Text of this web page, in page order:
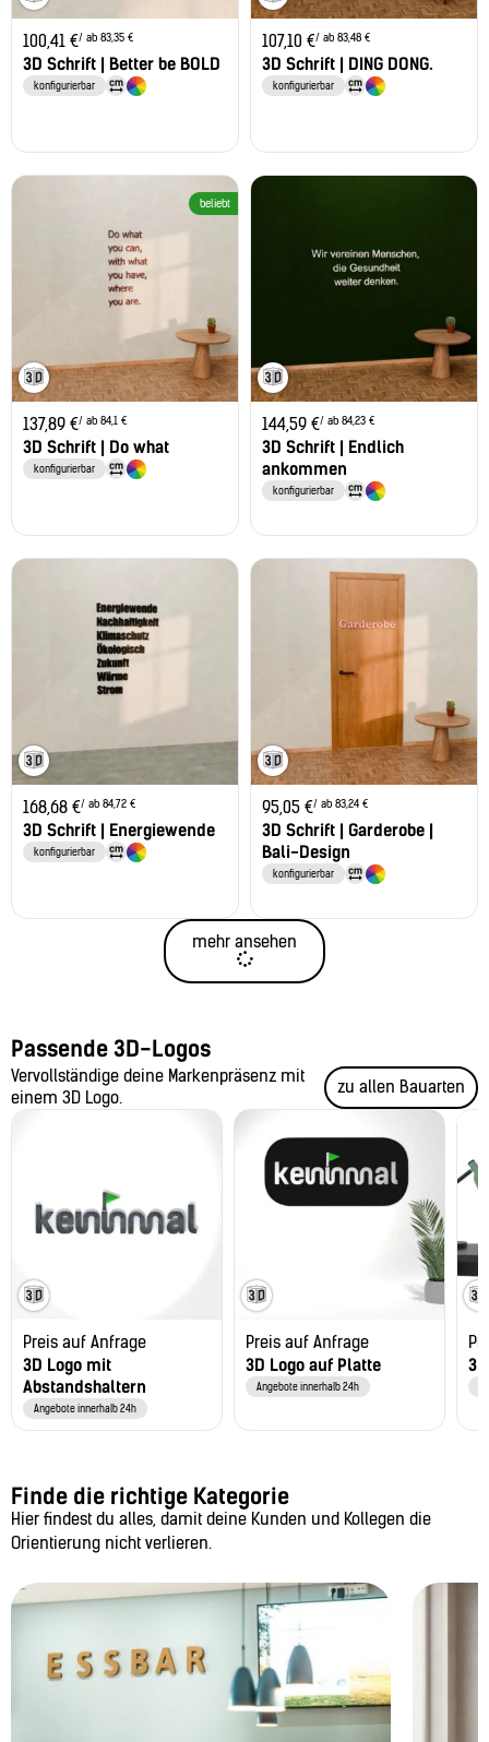
100,41 €/ ab 83,35 €
3D Schrift | Better be BOLD
konfigurierbar
107,10 €/ ab 83,48 €
3D Schrift | DING DONG.
konfigurierbar
beliebt
137,89 €/ ab 84,1 €
3D Schrift | Do what
konfigurierbar
144,59 €/ ab 84,23 €
3D Schrift | Endlich
ankommen
konfigurierbar
168,68 €/ ab 84,72 €
3D Schrift | Energiewende
konfigurierbar
95,05 €/ ab 83,24 €
3D Schrift | Garderobe |
Bali-Design
konfigurierbar
mehr ansehen
Passende 3D-Logos
Vervollständige deine Markenpräsenz mit
einem 3D Logo.
zu allen Bauarten
Preis auf Anfrage
3D Logo mit
Abstandshaltern
Angebote innerhalb 24h
Preis auf Anfrage
3D Logo auf Platte
Angebote innerhalb 24h
Finde die richtige Kategorie
Hier findest du alles, damit deine Kunden und Kollegen die
Orientierung nicht verlieren.